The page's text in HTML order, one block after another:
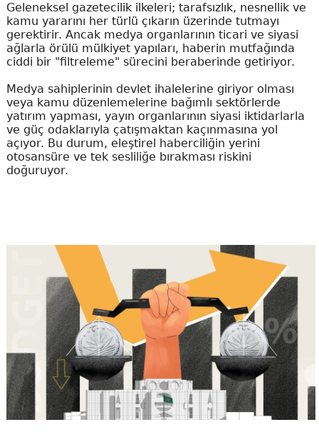
Geleneksel gazetecilik ilkeleri; tarafsızlık, nesnellik ve
kamu yararını her türlü çıkarın üzerinde tutmayı
gerektirir. Ancak medya organlarının ticari ve siyasi
ağlarla örülü mülkiyet yapıları, haberin mutfağında
ciddi bir "filtreleme" sürecini beraberinde getiriyor.
Medya sahiplerinin devlet ihalelerine giriyor olması
veya kamu düzenlemelerine bağımlı sektörlerde
yatırım yapması, yayın organlarının siyasi iktidarlarla
ve güç odaklarıyla çatışmaktan kaçınmasına yol
açıyor. Bu durum, eleştirel haberciliğin yerini
otosansüre ve tek sesliliğe bırakması riskini
doğuruyor.